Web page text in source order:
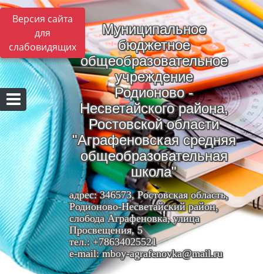
Версия сайта
для
слабовидящих
Муниципальное
бюджетное
общеобразовательное
учреждение
Родионово -
Несветайского района,
Ростовской области
"Аграфеновская средняя
общеобразовательная
школа"
адрес: 346573, Ростовская область,
Родионово-Несветайский район,
слобода Аграфеновка, улица
Просвещения, 5
тел.: +78634025521
e-mail: mboy-agrafenovka@mail.ru